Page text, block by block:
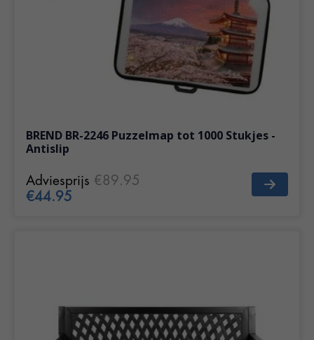
BREND BR-2246 Puzzelmap tot 1000 Stukjes -
Antislip
Adviesprijs €89.95
€44.95